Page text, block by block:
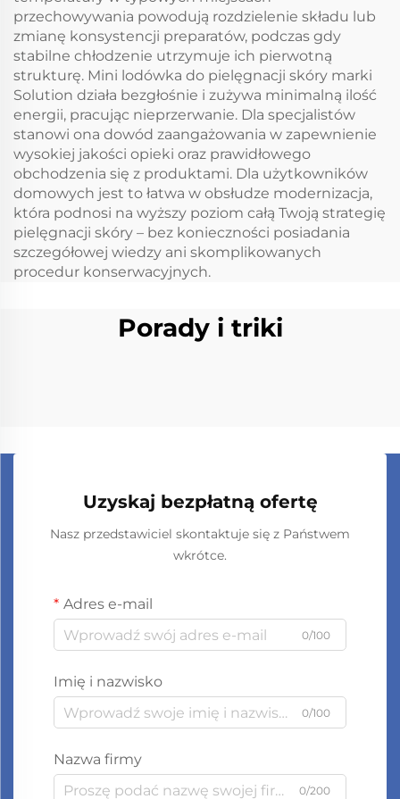
przechowywania powodują rozdzielenie składu lub
zmianę konsystencji preparatów, podczas gdy
stabilne chłodzenie utrzymuje ich pierwotną
strukturę. Mini lodówka do pielęgnacji skóry marki
Solution działa bezgłośnie i zużywa minimalną ilość
energii, pracując nieprzerwanie. Dla specjalistów
stanowi ona dowód zaangażowania w zapewnienie
wysokiej jakości opieki oraz prawidłowego
obchodzenia się z produktami. Dla użytkowników
domowych jest to łatwa w obsłudze modernizacja,
która podnosi na wyższy poziom całą Twoją strategię
pielęgnacji skóry – bez konieczności posiadania
szczegółowej wiedzy ani skomplikowanych
procedur konserwacyjnych.
Porady i triki
Uzyskaj bezpłatną ofertę
Nasz przedstawiciel skontaktuje się z Państwem
wkrótce.
Adres e-mail
0/100
Imię i nazwisko
0/100
Nazwa firmy
0/200